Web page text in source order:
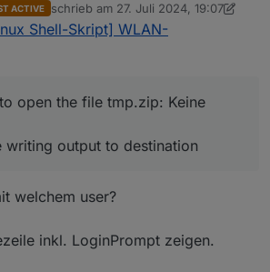
von 'tmp.zip' ist nicht
_______       __  __          __
/ ___/      / / / /___  ____/ /___
/\__ \______/ / / / __ \/ __  / __
/_/
[✓]
update ausführen wollen: es kommt ein
[✓]
[✓]
[✓]
'Rest-API' im ioBroker: [✓]
(latest) auf GitHub: V3.4.0
als normaler user (nicht root).
ACTIVE schrieb am 27. Juli 2024, 19:07
zuletzt editiert von Thomas Braun
Shell-Skript] WLAN-
open the file tmp.zip: Keine
writing output to destination
welchem user?
inkl. LoginPrompt zeigen.